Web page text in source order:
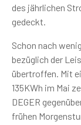
des jährlichen
gedeckt.
Schon nach
bezüglich der
übertroffen. Mit
135KWh im Mai
DEGER
frühen